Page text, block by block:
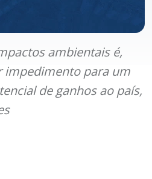
ambientais é,
impedimento para um
de ganhos ao país,